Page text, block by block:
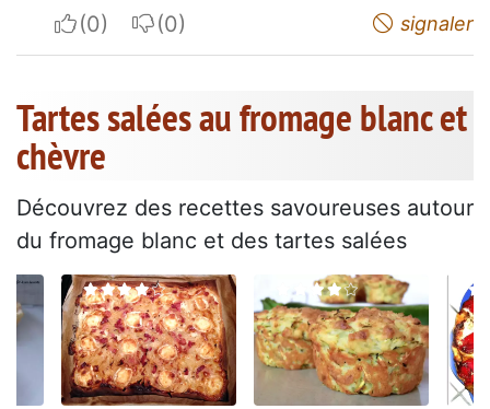
I apreciateI do not appreciate signaler
Tartes salées au fromage blanc et
chèvre
Découvrez des recettes savoureuses autour
du fromage blanc et des tartes salées